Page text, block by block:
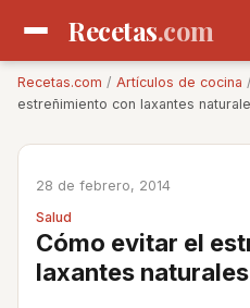
Recetas.com
Recetas.com / Artículos de cocina /
estreñimiento con laxantes
28 de febrero, 2014
Salud
Cómo evitar el
laxantes naturales